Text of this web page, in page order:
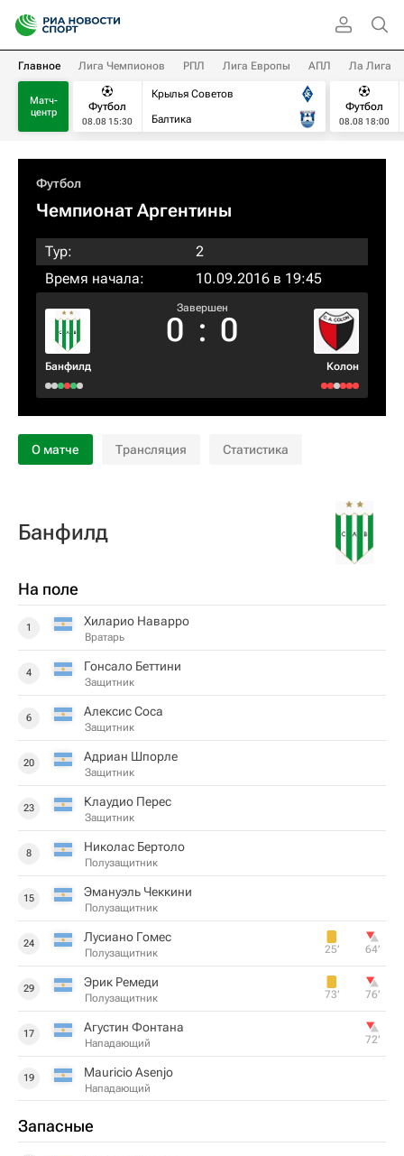
Главное Лига Чемпионов РПЛ Лига Европы АПЛ Ла Лига
Матч-
центр
Футбол
08.08 15:30
Крылья Советов
Балтика
Футбол
08.08 18:00
Футбол
Чемпионат Аргентины
Тур:
2
Время начала:
10.09.2016 в 19:45
Банфилд
Завершен
0 : 0
Колон
О матче Трансляция Статистика
Банфилд
На поле
1 Хиларио Наварро
Вратарь
4 Гонсало Беттини
Защитник
6 Алексис Соса
Защитник
20 Адриан Шпорле
Защитник
23 Клаудио Перес
Защитник
8 Николас Бертоло
Полузащитник
15 Эмануэль Чеккини
Полузащитник
24 Лусиано Гомес
Полузащитник 25‎’‎ 64‎’‎
29 Эрик Ремеди
Полузащитник 73‎’‎ 76‎’‎
17 Агустин Фонтана
Нападающий 72‎’‎
19 Mauricio Asenjo
Нападающий
Запасные